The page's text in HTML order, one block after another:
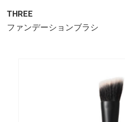
THREE
ファンデーションブラシ